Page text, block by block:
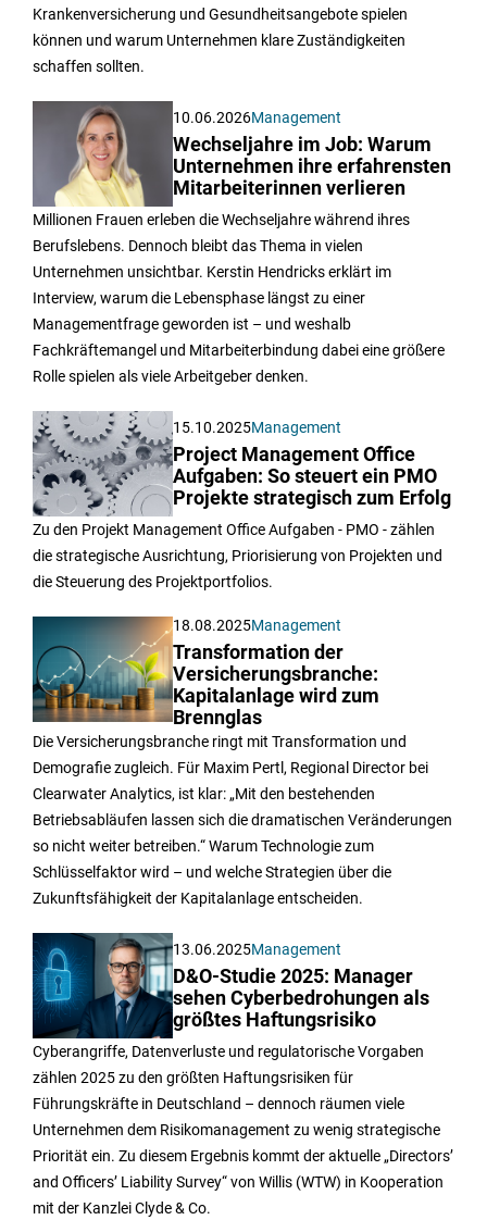
Krankenversicherung und Gesundheitsangebote spielen
können und warum Unternehmen klare Zuständigkeiten
schaffen sollten.
10.06.2026Management
Wechseljahre im Job: Warum
Unternehmen ihre erfahrensten
Mitarbeiterinnen verlieren
Millionen Frauen erleben die Wechseljahre während ihres
Berufslebens. Dennoch bleibt das Thema in vielen
Unternehmen unsichtbar. Kerstin Hendricks erklärt im
Interview, warum die Lebensphase längst zu einer
Managementfrage geworden ist – und weshalb
Fachkräftemangel und Mitarbeiterbindung dabei eine größere
Rolle spielen als viele Arbeitgeber denken.
15.10.2025Management
Project Management Office
Aufgaben: So steuert ein PMO
Projekte strategisch zum Erfolg
Zu den Projekt Management Office Aufgaben - PMO - zählen
die strategische Ausrichtung, Priorisierung von Projekten und
die Steuerung des Projektportfolios.
18.08.2025Management
Transformation der
Versicherungsbranche:
Kapitalanlage wird zum
Brennglas
Die Versicherungsbranche ringt mit Transformation und
Demografie zugleich. Für Maxim Pertl, Regional Director bei
Clearwater Analytics, ist klar: „Mit den bestehenden
Betriebsabläufen lassen sich die dramatischen Veränderungen
so nicht weiter betreiben.“ Warum Technologie zum
Schlüsselfaktor wird – und welche Strategien über die
Zukunftsfähigkeit der Kapitalanlage entscheiden.
13.06.2025Management
D&O-Studie 2025: Manager
sehen Cyberbedrohungen als
größtes Haftungsrisiko
Cyberangriffe, Datenverluste und regulatorische Vorgaben
zählen 2025 zu den größten Haftungsrisiken für
Führungskräfte in Deutschland – dennoch räumen viele
Unternehmen dem Risikomanagement zu wenig strategische
Priorität ein. Zu diesem Ergebnis kommt der aktuelle „Directors’
and Officers’ Liability Survey“ von Willis (WTW) in Kooperation
mit der Kanzlei Clyde & Co.